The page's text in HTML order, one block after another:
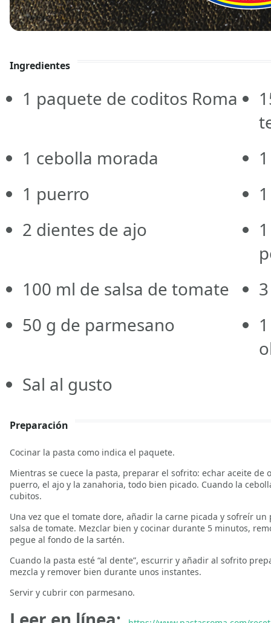
Ingredientes
1 paquete de coditos Roma
1 cebolla morada 1
1 puerro 1
2 dientes de ajo 1
100 ml de salsa de tomate 3
50 g de parmesano 1
Sal al gusto
Preparación
Cocinar la pasta como indica el paquete.
Mientras se cuece la pasta, preparar el sofrito: echar aceite
puerro, el ajo y la zanahoria, todo bien picado. Cuando la
cubitos.
Una vez que el tomate dore, añadir la carne picada y sofreír
salsa de tomate. Mezclar bien y cocinar durante 5 minutos,
pegue al fondo de la sartén.
Cuando la pasta esté “al dente”, escurrir y añadir al sofrito
mezcla y remover bien durante unos instantes.
Servir y cubrir con parmesano.